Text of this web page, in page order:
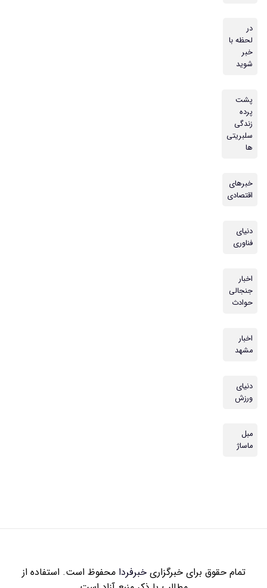
در
لحظه با
خبر
شوید
پشت
پرده
زندگی
سلبریتی
ها
خبرهای
اقتصادی
دنیای
فناوری
اخبار
جنجالی
حوادث
اخبار
مشهد
دنیای
ورزش
مبل
ماساژ
تمام حقوق برای خبرگزاریخبرفردامحفوظ است. استفاده از